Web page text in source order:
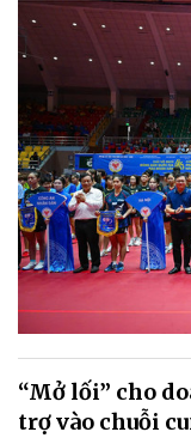
“Mở lối” cho
trợ vào chuỗi